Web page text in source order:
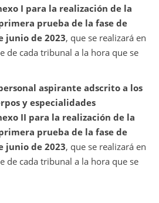
I para la realización de la
prueba de la fase de
junio de 2023, que se realizará en
de cada tribunal a la hora que se
aspirante adscrito a los
y especialidades
II para la realización de la
prueba de la fase de
junio de 2023, que se realizará en
de cada tribunal a la hora que se